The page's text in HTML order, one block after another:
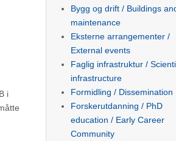
i
Bygg og drift / Buildings
maintenance
Eksterne arrangementer /
External events
Faglig infrastruktur /
infrastructure
Formidling / Dissemination
Forskerutdanning / PhD
education / Early Career
Community